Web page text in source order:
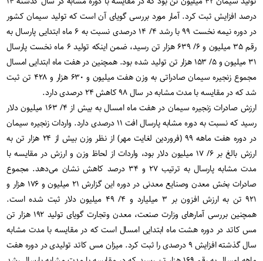
درصد افزایش ثبت کرد. آمار مورد بررسی گویای آن است که تولید سیمان کشور
در دوره نیمه نخست ۹۹ با رشد ۴/ ۱۴ درصدی نسبت به ۶ ماه ابتدایی پارسال به
رقم ۳۵ میلیون و ۶/ ۶۳۹ هزار تن رسید، ضمن اینکه تولید ۶ ماه نخست پارسال
۳۱ میلیون و ۵/ ۱۵۳ هزار تن تولید شده بود. همچنین در هفت ماه ابتدایی امسال
مجموع زنجیره سیمان صادراتی به وزن هفت میلیون و ۶۳۰ هزار و ۴۲۸ تن ثبت
شد که در مقایسه با مدت مشابه در سال ۹۸ کاهش ۲۴ درصدی دارد.
ارزش صادرات زنجیره سیمان در هفت ماه امسال به بیش از ۴/ ۱۶۳ میلیون دلار
رسید که نسبت به دوره مشابه پارسال افت ۱۱ درصدی دارد. واردات زنجیره سیمان
در دوره هفت ماهه ۹۹ (فروردین لغایت مهر) از نظر وزن بیش از ۲۴ هزار تن به
ارزش بالغ بر ۶/ ۱۷ میلیون دلار بود، واردات از لحاظ وزن و ارزش در مقایسه با
مدت مشابه پارسال به ترتیب ۲۷ و ۳۴ درصد کاهش نشان می‌دهد. مجموع
صادرات بخش معدن وصنایع معدنی در دوره این گزارش ۲۱ میلیون و ۱۷۶ هزار و
۹۲۱ تن به ارزش افزون بر ۳ میلیارد و ۴/ ۴۹ میلیون دلار ثبت شده است.
همچنین بررسی آمارهای وزارت صنعت، معدن وتجارت گویای تولید ۱۹۲ هزار تن
مس کاتد در دوره هشت ماه ابتدایی امسال است که در مقایسه با مدت مشابه
سال گذشته افزایش ۹ درصدی را ثبت کرد. میزان مس کاتد تولیدی در دوره هفت